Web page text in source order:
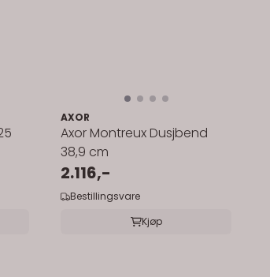
AXOR
Axor Montreux Dusjbend
38,9 cm
2.116,-
Bestillingsvare
Kjøp